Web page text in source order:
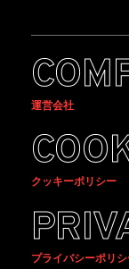
運営会社
クッキーポリシー
プライバシーポリ